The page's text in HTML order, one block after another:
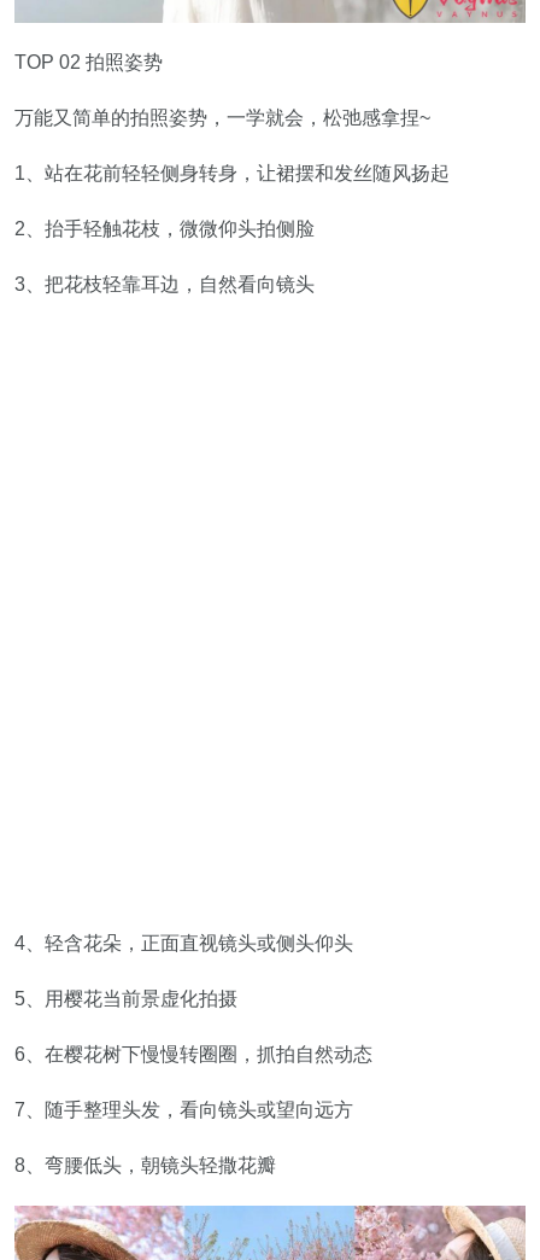
TOP 02 拍照姿势
万能又简单的拍照姿势，一学就会，松弛感拿捏~
1、站在花前轻轻侧身转身，让裙摆和发丝随风扬起
2、抬手轻触花枝，微微仰头拍侧脸
3、把花枝轻靠耳边，自然看向镜头
4、轻含花朵，正面直视镜头或侧头仰头
5、用樱花当前景虚化拍摄
6、在樱花树下慢慢转圈圈，抓拍自然动态
7、随手整理头发，看向镜头或望向远方
8、弯腰低头，朝镜头轻撒花瓣